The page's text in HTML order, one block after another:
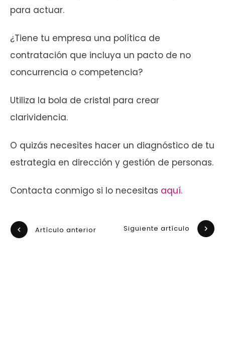
para actuar.
¿Tiene tu empresa una política de
contratación que incluya un pacto de no
concurrencia o competencia?
Utiliza la bola de cristal para crear
clarividencia.
O quizás necesites hacer un diagnóstico de tu
estrategia en dirección y gestión de personas.
Contacta conmigo si lo necesitas aquí.
Artículo anterior Siguiente artículo